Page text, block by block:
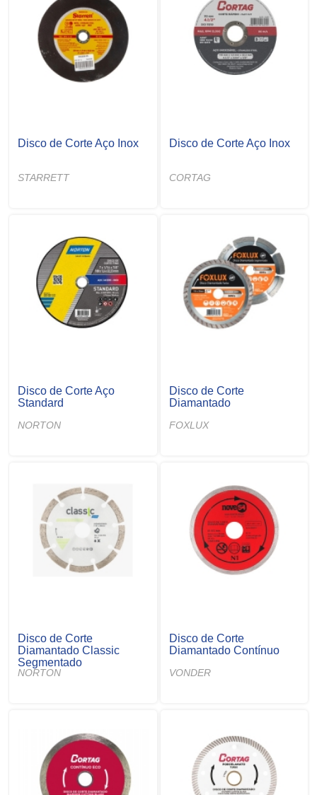
Disco de Corte Aço Inox
STARRETT
Disco de Corte Aço Inox
CORTAG
Disco de Corte Aço
Standard
NORTON
Disco de Corte
Diamantado
FOXLUX
Disco de Corte
Diamantado Classic
Segmentado
NORTON
Disco de Corte
Diamantado Contínuo
VONDER